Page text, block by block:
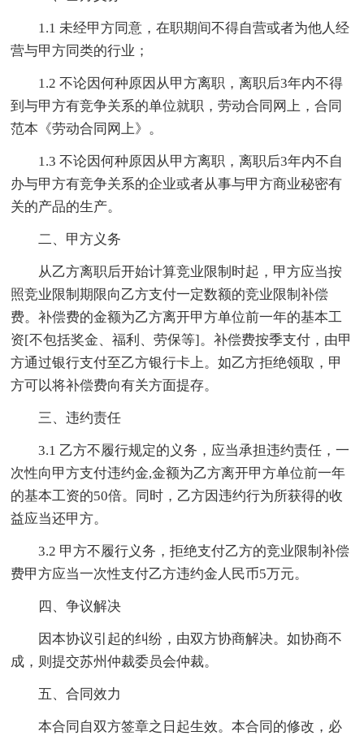
1.1 未经甲方同意，在职期间不得自营或者为他人经
营与甲方同类的行业；
1.2 不论因何种原因从甲方离职，离职后3年内不得
到与甲方有竞争关系的单位就职，劳动合同网上，合同
范本《劳动合同网上》。
1.3 不论因何种原因从甲方离职，离职后3年内不自
办与甲方有竞争关系的企业或者从事与甲方商业秘密有
关的产品的生产。
二、甲方义务
从乙方离职后开始计算竞业限制时起，甲方应当按
照竞业限制期限向乙方支付一定数额的竞业限制补偿
费。补偿费的金额为乙方离开甲方单位前一年的基本工
资[不包括奖金、福利、劳保等]。补偿费按季支付，由甲
方通过银行支付至乙方银行卡上。如乙方拒绝领取，甲
方可以将补偿费向有关方面提存。
三、违约责任
3.1 乙方不履行规定的义务，应当承担违约责任，一
次性向甲方支付违约金,金额为乙方离开甲方单位前一年
的基本工资的50倍。同时，乙方因违约行为所获得的收
益应当还甲方。
3.2 甲方不履行义务，拒绝支付乙方的竞业限制补偿
费甲方应当一次性支付乙方违约金人民币5万元。
四、争议解决
因本协议引起的纠纷，由双方协商解决。如协商不
成，则提交苏州仲裁委员会仲裁。
五、合同效力
本合同自双方签章之日起生效。本合同的修改，必